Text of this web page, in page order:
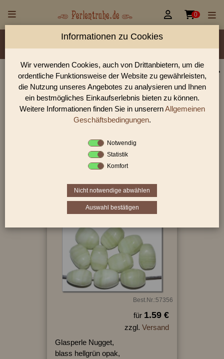
 0
Material/Glassorte Sorte/Form Farbe
Größen
Lochdurchmesser
Perlen Shop für gedrückte Perlen Nuggets
In unserem Perlen Shop finden sie zahlreich gedrückte Perlen
Nuggets und viele weiter Glasperlen.
Sie befinden sich in folgender Kategorie:
gedrückte Perlen|
Best.Nr.:57356
für 1.59 €
zzgl. Versand
Glasperle Nugget,
blass hellgrün opak,
Informationen zu Cookies
Wir verwenden Cookies, auch von Drittanbietern, um die
ordentliche Funktionsweise der Website zu gewährleisten,
die Nutzung unseres Angebotes zu analysieren und Ihnen
ein bestmögliches Einkaufserlebnis bieten zu können.
Weitere Informationen finden Sie in unserernAllgemeinen
Geschäftsbedingungen.
Notwendig
Statistik
Komfort
Nicht notwendige abwählen
Auswahl bestätigen